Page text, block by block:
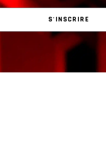
S'INSCRIRE